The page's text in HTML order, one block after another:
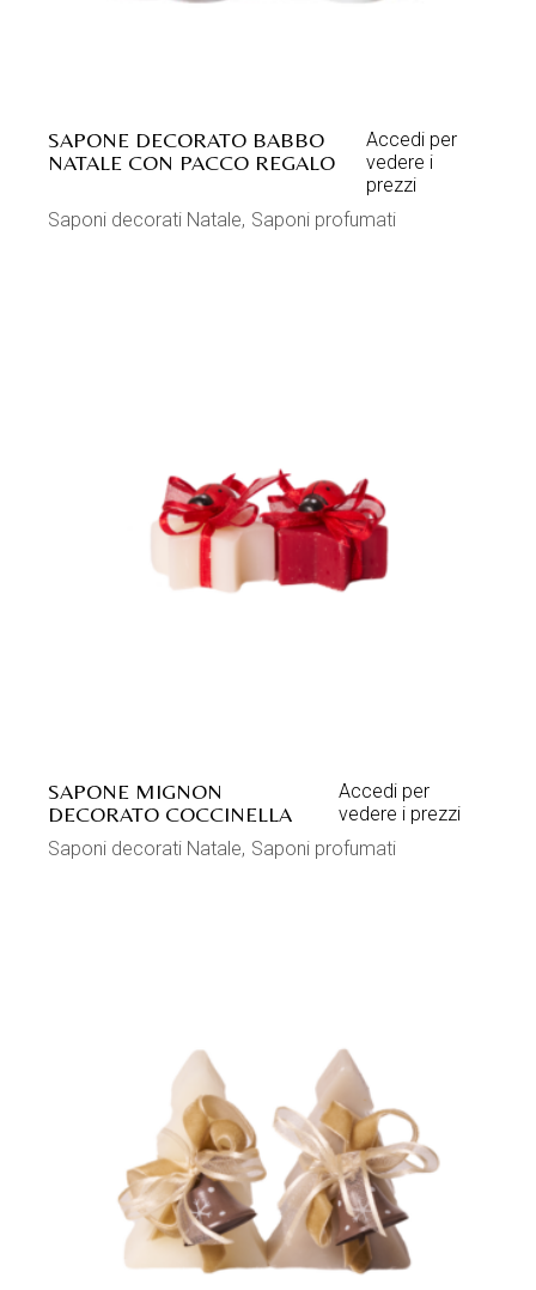
SAPONE DECORATO BABBO
NATALE CON PACCO REGALO
Accedi per
vedere i
prezzi
Saponi decorati Natale Saponi profumati
SAPONE MIGNON
DECORATO COCCINELLA
Accedi per
vedere i prezzi
Saponi decorati Natale Saponi profumati